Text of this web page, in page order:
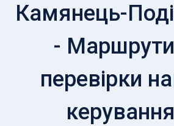
Камянець-
-
перевірки